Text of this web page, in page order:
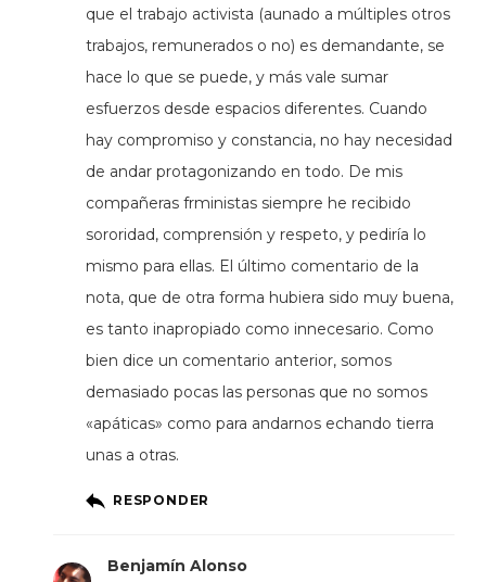
que el trabajo activista (aunado a múltiples otros
trabajos, remunerados o no) es demandante, se
hace lo que se puede, y más vale sumar
esfuerzos desde espacios diferentes. Cuando
hay compromiso y constancia, no hay necesidad
de andar protagonizando en todo. De mis
compañeras frministas siempre he recibido
sororidad, comprensión y respeto, y pediría lo
mismo para ellas. El último comentario de la
nota, que de otra forma hubiera sido muy buena,
es tanto inapropiado como innecesario. Como
bien dice un comentario anterior, somos
demasiado pocas las personas que no somos
«apáticas» como para andarnos echando tierra
unas a otras.
RESPONDER
Benjamín Alonso